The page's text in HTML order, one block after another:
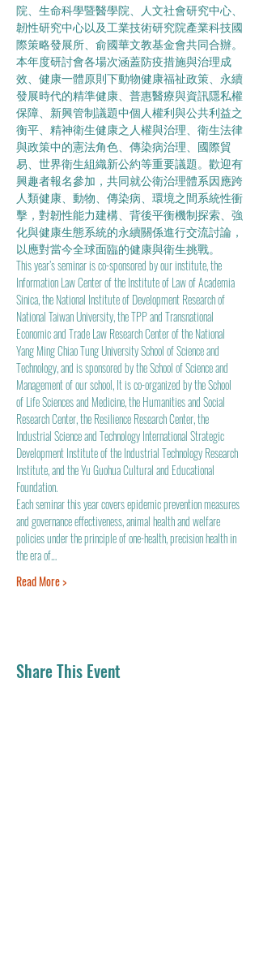
院、生命科學暨醫學院、人文社會研究中心、
韌性研究中心以及工業技術研究院產業科技國
際策略發展所、俞國華文教基金會共同合辦。
本年度研討會各場次涵蓋防疫措施與治理成
效、健康一體原則下動物健康福祉政策、永續
發展時代的精準健康、普惠醫療與資訊隱私權
保障、新興管制議題中個人權利與公共利益之
衡平、精神衛生健康之人權與治理、衛生法律
與政策中的憲法角色、傳染病治理、國際貿
易、世界衛生組織新公約等重要議題。歡迎有
興趣者報名參加，共同就公衛治理體系因應跨
人類健康、動物、傳染病、環境之間系統性衝
擊，對韌性能力建構、背後平衡機制探索、強
化與健康生態系統的永續關係進行交流討論，
以應對當今全球面臨的健康與衛生挑戰。
This year’s seminar is co-sponsored by our institute, the
Information Law Center of the Institute of Law of Academia
Sinica, the National Institute of Development Research of
National Taiwan University, the TPP and Transnational
Economic and Trade Law Research Center of the National
Yang Ming Chiao Tung University School of Science and
Technology, and is sponsored by the School of Science and
Management of our school, It is co-organized by the School
of Life Sciences and Medicine, the Humanities and Social
Research Center, the Resilience Research Center, the
Industrial Science and Technology International Strategic
Development Institute of the Industrial Technology Research
Institute, and the Yu Guohua Cultural and Educational
Foundation.
Each seminar this year covers epidemic prevention measures
and governance effectiveness, animal health and welfare
policies under the principle of one-health, precision health in
the era of…
Read More >
Share This Event